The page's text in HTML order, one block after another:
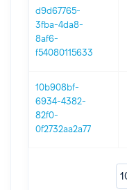
d9d67765-
3fba-4da8-
8af6-
f54080115633
10b908bf-
6934-4382-
82f0-
0f2732aa2a77